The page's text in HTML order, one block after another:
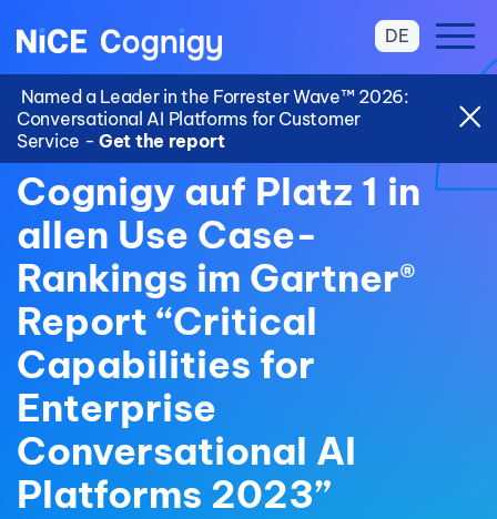
Named a Leader in the Forrester Wave™ 2026:
Conversational AI Platforms for Customer
Service - Get the report
DE
Cognigy auf Platz 1 in
allen Use Case-
Rankings im Gartner®
Report “Critical
Capabilities for
Enterprise
Conversational AI
Platforms 2023”